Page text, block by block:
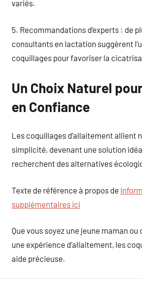
variés.
5. Recommandations d’experts : de
consultants en lactation suggèrent
coquillages pour favoriser la
Un Choix Naturel
en Confiance
Les coquillages d’allaitement allient
simplicité, devenant une solution
recherchent des alternatives
Texte de référence à propos de
supplémentaires ici
Que vous soyez une jeune maman ou
une expérience d’allaitement, les
aide précieuse.